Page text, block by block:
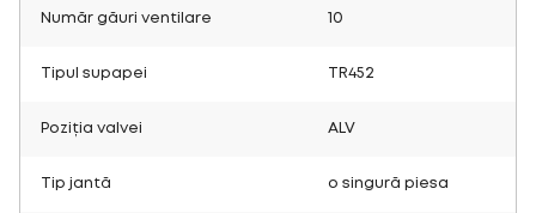
Număr găuri ventilare 10
Tipul supapei TR452
Poziția valvei ALV
Tip jantă o singură piesa